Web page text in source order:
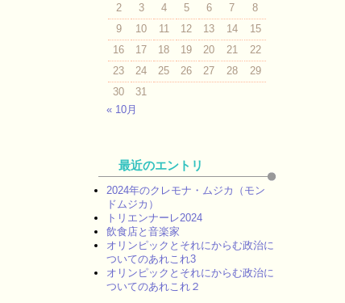
2
3 4 5 6 7
8
9
10 11 12 13 14
15
16
17 18 19 20 21
22
23
24 25 26 27 28
29
30
31
« 10月
最近のエントリ
2024年のクレモナ・ムジカ（モン
ドムジカ）
トリエンナーレ2024
飲食店と音楽家
オリンピックとそれにからむ政治に
ついてのあれこれ3
オリンピックとそれにからむ政治に
ついてのあれこれ２